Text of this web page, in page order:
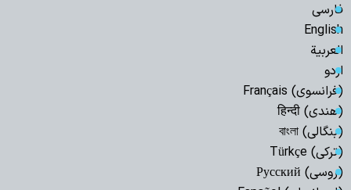
فارسی
English
العربیة
اردو
(فرانسوی) Français
(هندی) हिन्दी
(بنگالی) বাংলা
(ترکی) Türkçe
(روسی) Русский